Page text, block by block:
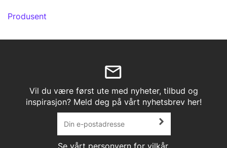
Produsent
Vil du være først ute med nyheter, tilbud og
inspirasjon? Meld deg på vårt nyhetsbrev her!
Se vårt personvernfor vilkår.